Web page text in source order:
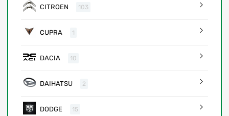
CITROEN 103
CUPRA 1
DACIA 10
DAIHATSU 2
DODGE 15